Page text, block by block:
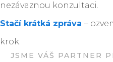
nezávaznou konzultaci.
Stačí krátká zpráva –
krok.
JSME VÁŠ PARTNER